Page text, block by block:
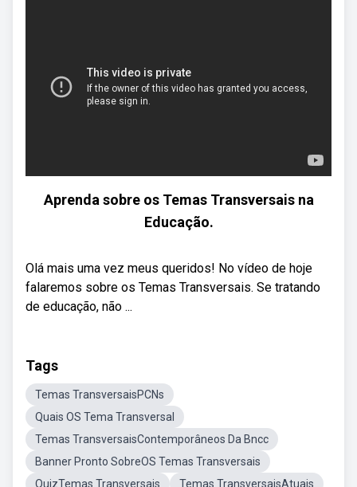
Aprenda sobre os Temas Transversais na
Educação.
Olá mais uma vez meus queridos! No vídeo de hoje
falaremos sobre os Temas Transversais. Se tratando
de educação, não ...
Tags
Temas TransversaisPCNs
Quais OS Tema Transversal
Temas TransversaisContemporâneos Da Bncc
Banner Pronto SobreOS Temas Transversais
QuizTemas Transversais
Temas TransversaisAtuais